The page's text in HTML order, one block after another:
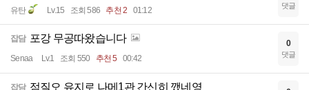
유탄 Lv.15 조회 586 추천 2 01:12 댓글
잡담 포강 무공따왔습니다
Senaa Lv.1 조회 550 추천 5 00:42
0
댓글
잡담 점질오 유지로 나메1관 간신히 깼네영